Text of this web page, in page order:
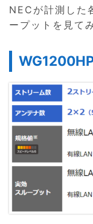
NECが計測した
ープットを見て